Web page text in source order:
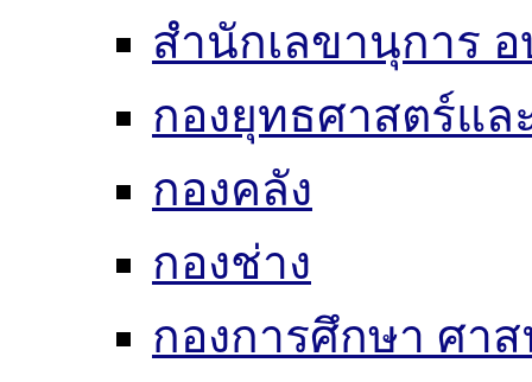
สำนักเลขานุการ อ
กองยุทธศาสตร์แ
กองคลัง
กองช่าง
กองการศึกษา ศา